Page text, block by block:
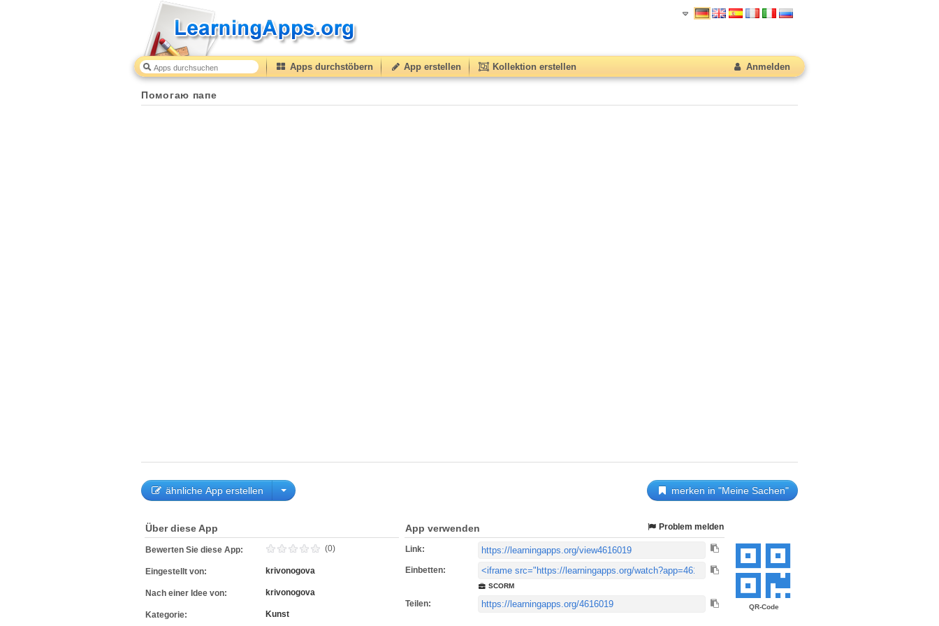
Apps durchstöbern App erstellen Kollektion erstellen Anmelden
Помогаю папе
ähnliche App erstellen merken in "Meine Sachen"
QR-Code
Über diese App
Bewerten Sie diese App: (0)
Eingestellt von: krivonogova
Nach einer Idee von: krivonogova
Kategorie: Kunst
App verwenden Problem melden
Link:
Einbetten:
SCORM
Teilen: